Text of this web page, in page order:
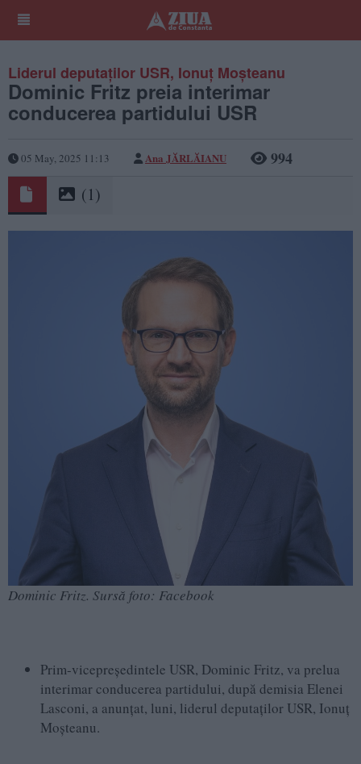
Liderul deputaților USR, Ionuț Moșteanu
Dominic Fritz preia interimar
conducerea partidului USR
05 May, 2025 11:13 Ana JĂRLĂIANU 994
(1)
Dominic Fritz. Sursă foto: Facebook
Prim-vicepreședintele USR, Dominic Fritz, va prelua
interimar conducerea partidului, după demisia Elenei
Lasconi, a anunțat, luni, liderul deputaților USR, Ionuț
Moșteanu.